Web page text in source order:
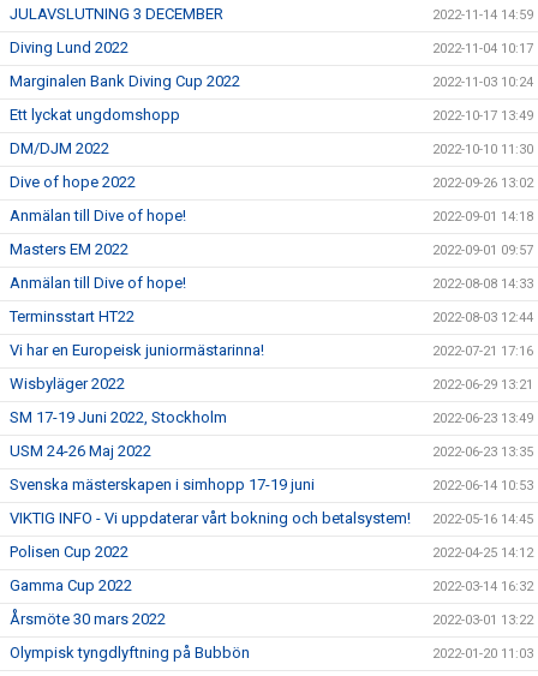
JULAVSLUTNING 3 DECEMBER 2022-11-14 14:59
Diving Lund 2022 2022-11-04 10:17
Marginalen Bank Diving Cup 2022 2022-11-03 10:24
Ett lyckat ungdomshopp 2022-10-17 13:49
DM/DJM 2022 2022-10-10 11:30
Dive of hope 2022 2022-09-26 13:02
Anmälan till Dive of hope! 2022-09-01 14:18
Masters EM 2022 2022-09-01 09:57
Anmälan till Dive of hope! 2022-08-08 14:33
Terminsstart HT22 2022-08-03 12:44
Vi har en Europeisk juniormästarinna! 2022-07-21 17:16
Wisbyläger 2022 2022-06-29 13:21
SM 17-19 Juni 2022, Stockholm 2022-06-23 13:49
USM 24-26 Maj 2022 2022-06-23 13:35
Svenska mästerskapen i simhopp 17-19 juni 2022-06-14 10:53
VIKTIG INFO - Vi uppdaterar vårt bokning och betalsystem! 2022-05-16 14:45
Polisen Cup 2022 2022-04-25 14:12
Gamma Cup 2022 2022-03-14 16:32
Årsmöte 30 mars 2022 2022-03-01 13:22
Olympisk tyngdlyftning på Bubbön 2022-01-20 11:03